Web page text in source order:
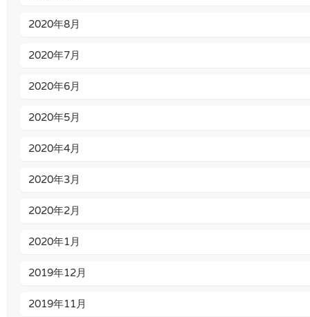
2020年8月
2020年7月
2020年6月
2020年5月
2020年4月
2020年3月
2020年2月
2020年1月
2019年12月
2019年11月